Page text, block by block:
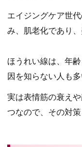
エイジングケア世
み、肌老化であり、
ほうれい線は、年
因を知らない人も
実は表情筋の衰え
つなので、その対